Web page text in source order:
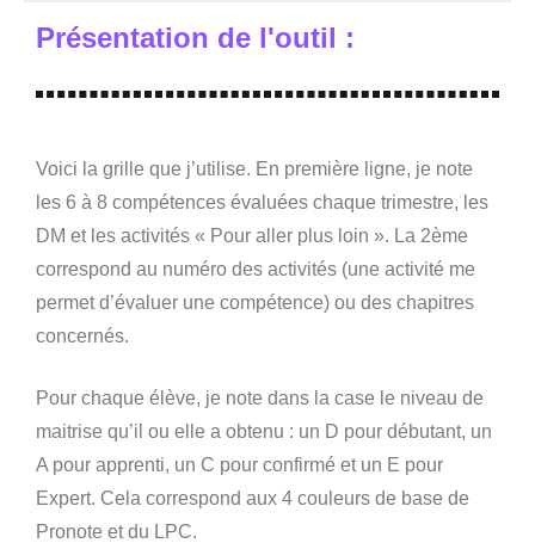
Présentation de l'outil :
Voici la grille que j’utilise. En première ligne, je note
les 6 à 8 compétences évaluées chaque trimestre, les
DM et les activités « Pour aller plus loin ». La 2ème
correspond au numéro des activités (une activité me
permet d’évaluer une compétence) ou des chapitres
concernés.
Pour chaque élève, je note dans la case le niveau de
maitrise qu’il ou elle a obtenu : un D pour débutant, un
A pour apprenti, un C pour confirmé et un E pour
Expert. Cela correspond aux 4 couleurs de base de
Pronote et du LPC.